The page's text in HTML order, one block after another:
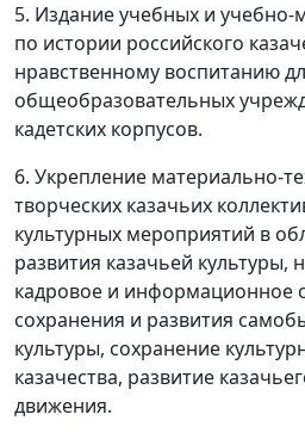
5. Издание учебных и учебно-
по истории российского
нравственному воспитанию
общеобразовательных
кадетских корпусов.
6. Укрепление материально-
творческих казачьих
культурных мероприятий в
развития казачьей культуры,
кадровое и информационное
сохранения и развития
культуры, сохранение
казачества, развитие
движения.